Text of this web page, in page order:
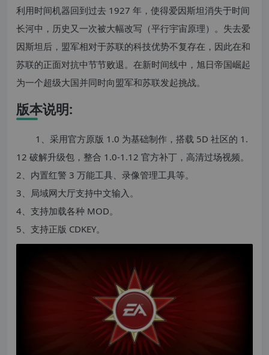
利用时间机器回到过去 1927 年，使得爱因斯坦消失于时间
长河中，历史又一次被大幅改写（平行宇宙原理）。失去爱
因斯坦后，盟军相对于苏联的科技优势不复存在，因此在和
苏联的正面对抗中节节败退。在新时间线中，旭日帝国崛起
为一个超级大国并同时向盟军和苏联发起挑战。
版本说明:
1、采用官方原版 1.0 为基础制作，搭载 5D 社区的 1.
12 破解升级包，整合 1.0-1.12 官方补丁，高清过场视频。
2、内置红警 3 万能工具、录像管理工具等。
3、局域网大厅支持中文输入。
4、支持加载各种 MOD。
5、支持正版 CDKEY。